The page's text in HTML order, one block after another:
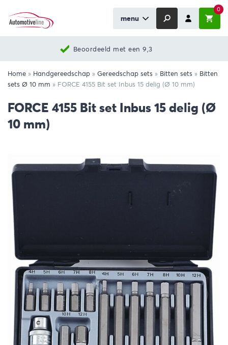
menu
0
Beoordeeld met een 9,3
Home » Handgereedschap » Gereedschap sets » Bitten sets » Bitten
sets Ø 10 mm » FORCE 4155 Bit set Inbus 15 delig (Ø 10 mm)
FORCE 4155 Bit set Inbus 15 delig (Ø
10 mm)